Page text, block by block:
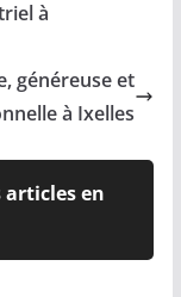
à
généreuse et
à Ixelles
articles en